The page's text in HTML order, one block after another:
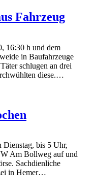
Fahrzeug
16:30 h und dem
in Baufahrzeuge
schlugen an drei
diese.…
Dienstag, bis 5 Uhr,
Am Bollweg auf und
Sachdienliche
in Hemer…